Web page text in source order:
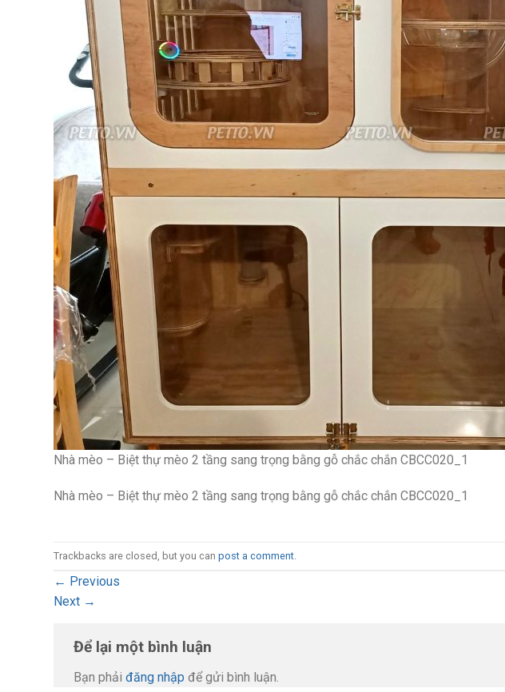
Nhà mèo – Biệt thự mèo 2 tầng sang trọng bằng gỗ chắc chắn CBCC020_1
Nhà mèo – Biệt thự mèo 2 tầng sang trọng bằng gỗ chắc chắn CBCC020_1
Trackbacks are closed, but you can post a comment
← Previous
Next →
Để lại một bình luận
Bạn phải đăng nhập để gửi bình luận.